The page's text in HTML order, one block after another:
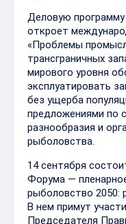
Деловую
откроет
«Проблемы
трансграничных
мирового уровня
эксплуатировать
без ущерба
предложениями по
разнообразия и
рыболовства.
14 сентября
Форума —
рыболовство 2050:
В нем примут
Председателя